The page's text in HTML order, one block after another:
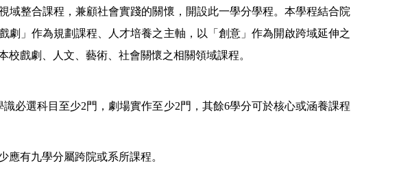
整合課程，兼顧社會實踐的關懷，開設此一學分學程。本學程結合院
」作為規劃課程、人才培養之主軸，以「創意」作為開啟跨域延伸之
戲劇、人文、藝術、社會關懷之相關領域課程。
識必選科目至少2門，劇場實作至少2門，其餘6學分可於核心或涵養課程
應有九學分屬跨院或系所課程。